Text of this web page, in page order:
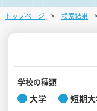
学校
オー
入試
トップページ 検索結果
学校の種類
大学 短期